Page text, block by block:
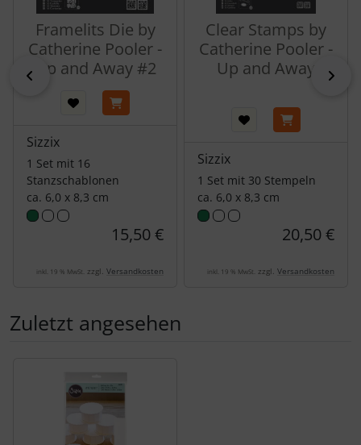
zurück
Framelits Die by
Catherine Pooler -
Up and Away #2
Sizzix
1 Set mit 16
Stanzschablonen
ca. 6,0 x 8,3 cm
15,50 €
inkl. 19 % MwSt. zzgl. Versandkosten
Clear Stamps by
Catherine Pooler -
Up and Away
Sizzix
1 Set mit 30 Stempeln
ca. 6,0 x 8,3 cm
20,50 €
inkl. 19 % MwSt. zzgl. Versandkosten
Zuletzt angesehen